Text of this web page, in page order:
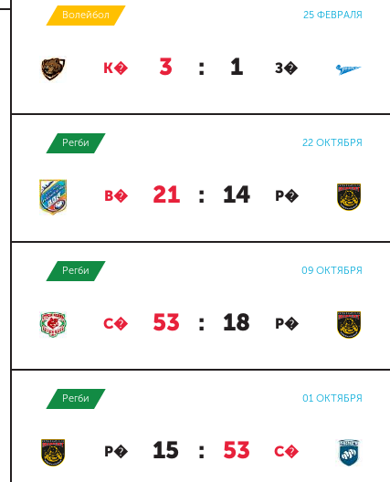
Волейбол 25 ФЕВРАЛЯ
К� 3 : 1 З�
Регби 22 ОКТЯБРЯ
В� 21 : 14 Р�
Регби 09 ОКТЯБРЯ
С� 53 : 18 Р�
Регби 01 ОКТЯБРЯ
Р� 15 : 53 С�